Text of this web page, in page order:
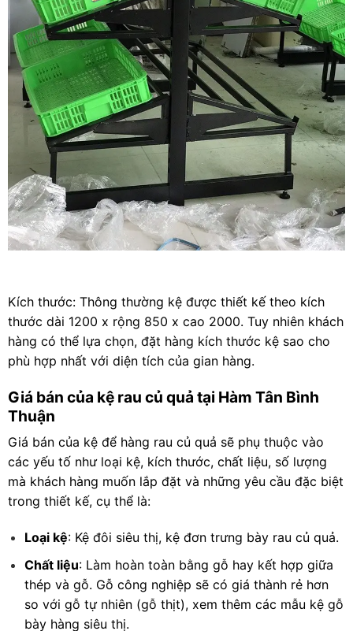
Kích thước: Thông thường kệ được thiết kế theo kích
thước dài 1200 x rộng 850 x cao 2000. Tuy nhiên khách
hàng có thể lựa chọn, đặt hàng kích thước kệ sao cho
phù hợp nhất với diện tích của gian hàng.
Giá bán của kệ rau củ quả tại Hàm Tân Bình
Thuận
Giá bán của kệ để hàng rau củ quả sẽ phụ thuộc vào
các yếu tố như loại kệ, kích thước, chất liệu, số lượng
mà khách hàng muốn lắp đặt và những yêu cầu đặc biệt
trong thiết kế, cụ thể là:
Loại kệ: Kệ đôi siêu thị, kệ đơn trưng bày rau củ quả.
Chất liệu: Làm hoàn toàn bằng gỗ hay kết hợp giữa
thép và gỗ. Gỗ công nghiệp sẽ có giá thành rẻ hơn
so với gỗ tự nhiên (gỗ thịt), xem thêm các mẫu kệ gỗ
bày hàng siêu thị.